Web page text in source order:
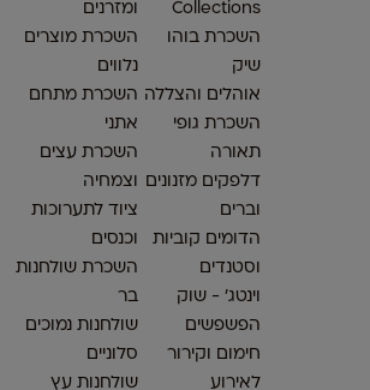
Collections
השכרת בוהו
שיק
אוהלים והצללה
השכרת גופי
תאורה
דלפקים מזנונים
וברים
הדומים קוביות
וסטנדים
וינטג׳ - שוק
הפשפשים
חימום וקירור
לאירוע
ומזרנים
השכרת מוצרים
נלווים
השכרת מתחם
אתני
השכרת עצים
וצמחיה
ציוד לתערוכות
וכנסים
השכרת שולחנות
בר
שולחנות נמוכים
סלוניים
שולחנות עץ